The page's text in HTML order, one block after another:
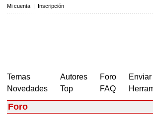
Mi cuenta | Inscripción
Temas
Novedades
Autores
Top
Foro
FAQ
Foro